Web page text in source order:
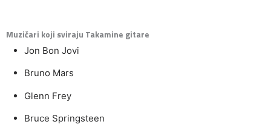
Muzičari koji sviraju Takamine gitare
Jon Bon Jovi
Bruno Mars
Glenn Frey
Bruce Springsteen